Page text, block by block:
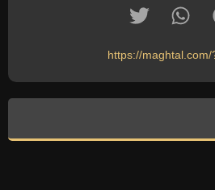
https://maghtal.com/